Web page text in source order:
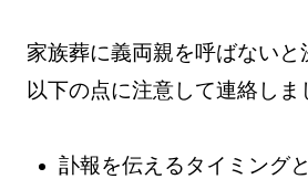
家族葬に義両親を呼ばないと
以下の点に注意して連絡しま
訃報を伝えるタイミング